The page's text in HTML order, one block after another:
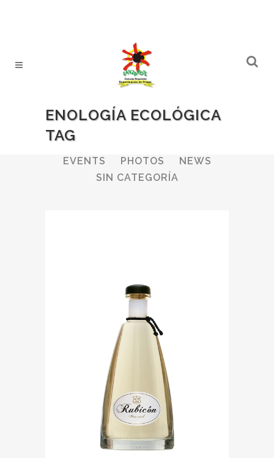
ENOLOGÍA ECOLÓGICA
TAG
ALL
EVENTS
PHOTOS
NEWS
SIN CATEGORÍA